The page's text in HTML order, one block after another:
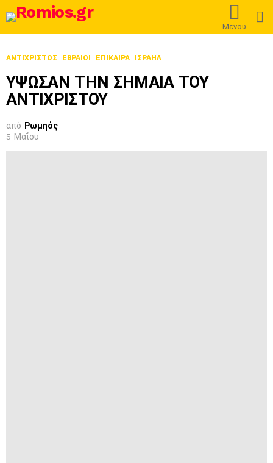
Μενού
ΑΝΤΊΧΡΙΣΤΟΣ ΕΒΡΑΊΟΙ ΕΠΊΚΑΙΡΑ ΙΣΡΑΉΛ
ΥΨΩΣΑΝ ΤΗΝ ΣΗΜΑΙΑ ΤΟΥ
ΑΝΤΙΧΡΙΣΤΟΥ
από Ρωμηός
5 Μαΐου